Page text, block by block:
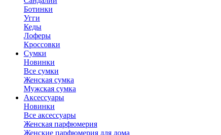
Ботинки
Угги
Кеды
Лоферы
Кроссовки
Сумки
Новинки
Все сумки
Женская сумка
Мужская сумка
Аксессуары
Новинки
Все аксессуары
Женская парфюмерия
Женские парфюмерия для дома